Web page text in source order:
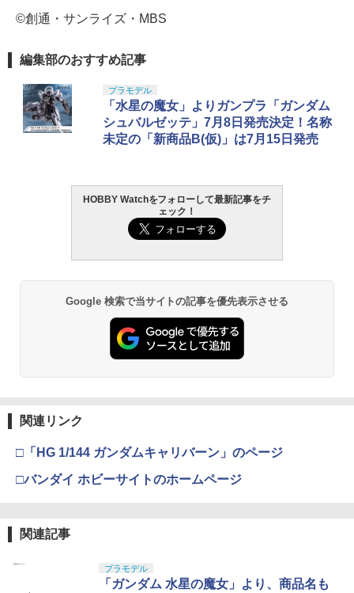
©創通・サンライズ・MBS
編集部のおすすめ記事
プラモデル
「水星の魔女」よりガンプラ「ガンダム
シュバルゼッテ」7月8日発売決定！名称
未定の「新商品B(仮)」は7月15日発売
HOBBY Watchをフォローして最新記事をチ
ェック！
Google 検索で当サイトの記事を優先表示させる
関連リンク
□「HG 1/144 ガンダムキャリバーン」のページ
□バンダイ ホビーサイトのホームページ
関連記事
プラモデル
「ガンダム 水星の魔女」より、商品名も